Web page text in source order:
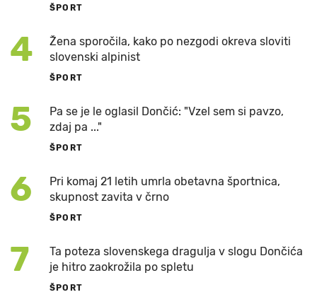
ŠPORT
4
Žena sporočila, kako po nezgodi okreva sloviti
slovenski alpinist
ŠPORT
5
Pa se je le oglasil Dončić: "Vzel sem si pavzo,
zdaj pa ..."
ŠPORT
6
Pri komaj 21 letih umrla obetavna športnica,
skupnost zavita v črno
ŠPORT
7
Ta poteza slovenskega dragulja v slogu Dončića
je hitro zaokrožila po spletu
ŠPORT